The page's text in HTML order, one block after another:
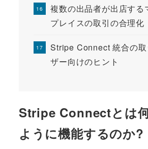
複数の出品者が出店する
プレイスの取引の合理化
Stripe Connect 統合の
ザー向けのヒント
Stripe Connectとは
ように機能するのか?